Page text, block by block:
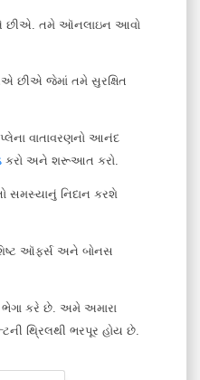
છીએ. તમે ઑનલાઇન આવો
છીએ જેમાં તમે સુરક્ષિત
વાતાવરણનો આનંદ
કરો અને શરૂઆત કરો.
સમસ્યાનું નિદાન કરશે
ઑફર્સ અને બોનસ
ભેગા કરે છે. અમે અમારા
થ્રિલથી ભરપૂર હોય છે.